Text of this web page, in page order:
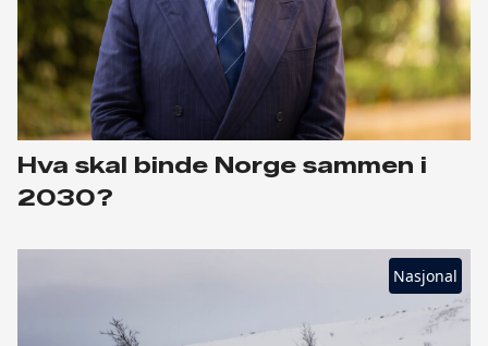
Hva skal binde Norge sammen i
2030?
Nasjonal